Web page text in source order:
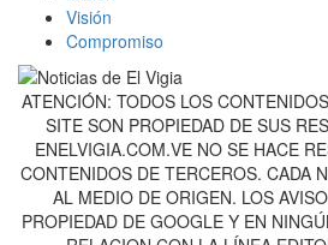
Visión
Compromiso
ATENCIÓN: TODOS LOS
SITE SON PROPIEDAD DE SUS
ENELVIGIA.COM.VE NO SE HACE
CONTENIDOS DE TERCEROS. CADA
AL MEDIO DE ORIGEN. LOS
PROPIEDAD DE GOOGLE Y EN